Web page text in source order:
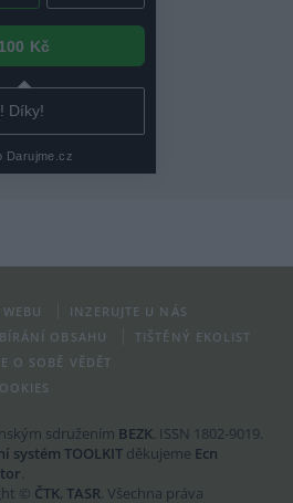
INZERUJTE U NÁS
OBSAHU
TIŠTĚNÝ EKOLIST
O SOBĚ VĚDĚT
sdružením BEZK. ISSN 1802-9019.
systém TOOLKIT děkujeme Ecn
.
© ČTK, TASR. Všechna práva